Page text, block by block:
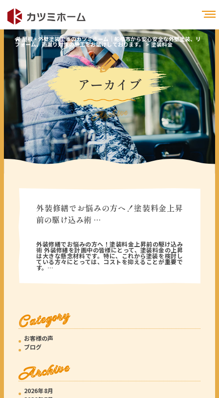
屋根・外壁塗装工事のカツミホーム｜船橋市から安心安全な外壁塗装、リ
フォーム、雨漏り対策の施工をお届けしております。>塗装料金
アーカイブ
Archive
外装修繕でお悩みの方へ！塗装料金上昇
前の駆け込み術 …
外装修繕でお悩みの方へ！塗装料金上昇前の駆け込み
術 外装修繕を計画中の皆様にとって、塗装料金の上昇
は大きな懸念材料です。特に、これから塗装を検討し
ている方々にとっては、コストを抑えることが重要で
す。…
Category
お客様の声
ブログ
Archive
2026年8月